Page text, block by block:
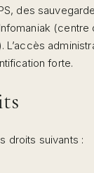
des
(centre
L’accès
forte.
droits suivants :